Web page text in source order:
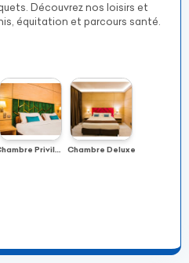
Découvrez nos loisirs et
équitation et parcours santé.
Chambre Privilège Chambre Deluxe